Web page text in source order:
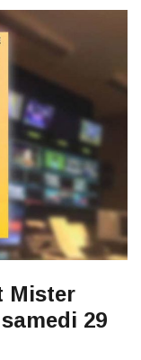
Mister
29